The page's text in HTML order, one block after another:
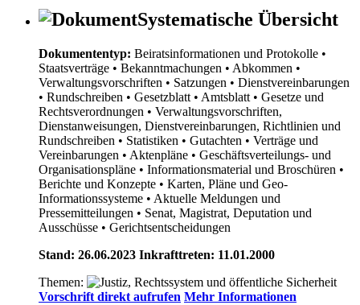
Systematische Übersicht
Dokumententyp: Beiratsinformationen und Protokolle •
Staatsverträge • Bekanntmachungen • Abkommen •
Verwaltungsvorschriften • Satzungen • Dienstvereinbarungen
• Rundschreiben • Gesetzblatt • Amtsblatt • Gesetze und
Rechtsverordnungen • Verwaltungsvorschriften,
Dienstanweisungen, Dienstvereinbarungen, Richtlinien und
Rundschreiben • Statistiken • Gutachten • Verträge und
Vereinbarungen • Aktenpläne • Geschäftsverteilungs- und
Organisationspläne • Informationsmaterial und Broschüren •
Berichte und Konzepte • Karten, Pläne und Geo-
Informationssysteme • Aktuelle Meldungen und
Pressemitteilungen • Senat, Magistrat, Deputation und
Ausschüsse • Gerichtsentscheidungen
Stand: 26.06.2023 Inkrafttreten: 11.01.2000
Themen:
Vorschrift direkt aufrufen Mehr Informationen